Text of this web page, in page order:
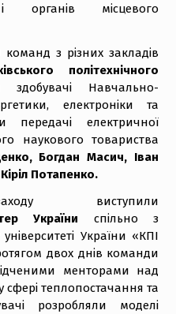
органів місцевого
з різних закладів
політехнічного
Навчально-
електроніки та
передачі електричної
наукового товариства
Богдан Масич, Іван
Потапенко.
виступили
України спільно з
України «КПІ
двох днів команди
менторами над
теплопостачання та
розробляли моделі